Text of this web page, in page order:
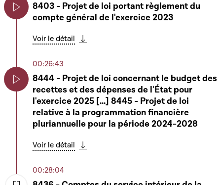
8403 - Projet de loi portant règlement du
compte général de l'exercice 2023
Voir le détail
00:26:43
8444 - Projet de loi concernant le budget des
recettes et des dépenses de l'État pour
l'exercice 2025 [...] 8445 - Projet de loi
relative à la programmation financière
pluriannuelle pour la période 2024-2028
Voir le détail
00:28:04